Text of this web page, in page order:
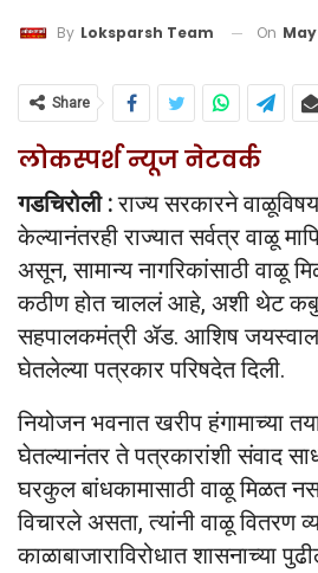
By Loksparsh Team On May
Share
लोकस्पर्श न्यूज नेटवर्क
गडचिरोली :राज्य सरकारने
केल्यानंतरही राज्यात सर्वत्र वाळू
असून, सामान्य नागरिकांसाठी वाळू
कठीण होत चाललं आहे, अशी थेट
सहपालकमंत्री ॲड. आशिष
घेतलेल्या पत्रकार परिषदेत दिली.
नियोजन भवनात खरीप हंगामाच्या
घेतल्यानंतर ते पत्रकारांशी संवाद
घरकुल बांधकामासाठी वाळू मिळत
विचारले असता, त्यांनी वाळू
काळाबाजाराविरोधात शासनाच्या